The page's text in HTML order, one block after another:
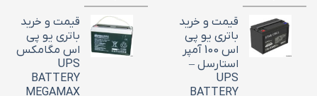
قیمت و خرید
باتری یو پی
اس 100 آمپر
استارسل –
UPS
BATTERY
قیمت و خرید
باتری یو پی
اس مگامکس
UPS
BATTERY
MEGAMAX